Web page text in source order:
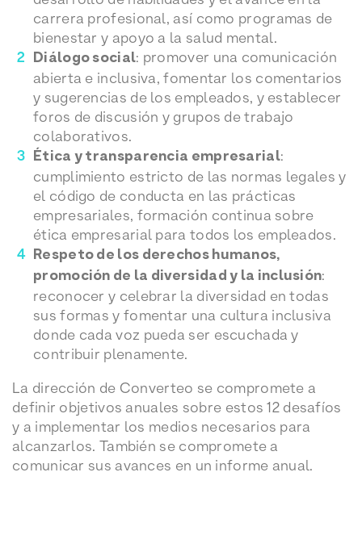
carrera profesional, así como programas de
bienestar y apoyo a la salud mental.
Diálogo social: promover una comunicación
abierta e inclusiva, fomentar los comentarios
y sugerencias de los empleados, y establecer
foros de discusión y grupos de trabajo
colaborativos.
Ética y transparencia empresarial:
cumplimiento estricto de las normas legales y
el código de conducta en las prácticas
empresariales, formación continua sobre
ética empresarial para todos los empleados.
Respeto de los derechos humanos,
promoción de la diversidad y la inclusión:
reconocer y celebrar la diversidad en todas
sus formas y fomentar una cultura inclusiva
donde cada voz pueda ser escuchada y
contribuir plenamente.
La dirección de Converteo se compromete a
definir objetivos anuales sobre estos 12 desafíos
y a implementar los medios necesarios para
alcanzarlos. También se compromete a
comunicar sus avances en un informe anual.